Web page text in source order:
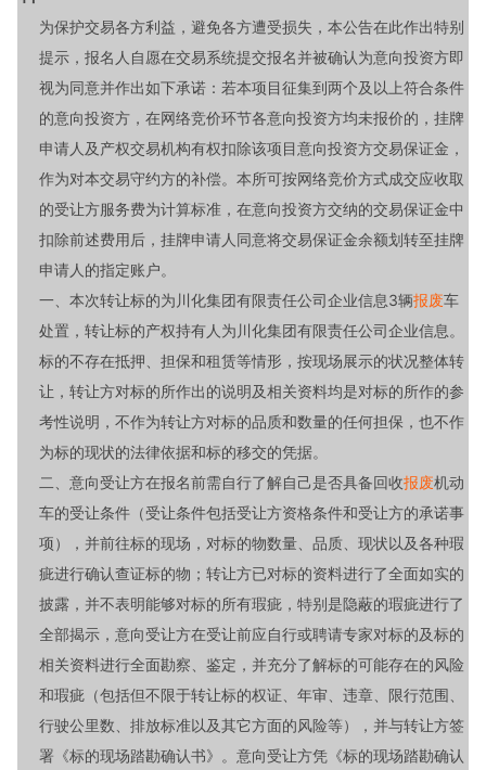
为保护交易各方利益，避免各方遭受损失，本公告在此作出特别
提示，报名人自愿在交易系统提交报名并被确认为意向投资方即
视为同意并作出如下承诺：若本项目征集到两个及以上符合条件
的意向投资方，在网络竞价环节各意向投资方均未报价的，挂牌
申请人及产权交易机构有权扣除该项目意向投资方交易保证金，
作为对本交易守约方的补偿。本所可按网络竞价方式成交应收取
的受让方服务费为计算标准，在意向投资方交纳的交易保证金中
扣除前述费用后，挂牌申请人同意将交易保证金余额划转至挂牌
申请人的指定账户。
一、本次转让标的为川化集团有限责任公司企业信息3辆报废车
处置，转让标的产权持有人为川化集团有限责任公司企业信息。
标的不存在抵押、担保和租赁等情形，按现场展示的状况整体转
让，转让方对标的所作出的说明及相关资料均是对标的所作的参
考性说明，不作为转让方对标的品质和数量的任何担保，也不作
为标的现状的法律依据和标的移交的凭据。
二、意向受让方在报名前需自行了解自己是否具备回收报废机动
车的受让条件（受让条件包括受让方资格条件和受让方的承诺事
项），并前往标的现场，对标的物数量、品质、现状以及各种瑕
疵进行确认查证标的物；转让方已对标的资料进行了全面如实的
披露，并不表明能够对标的所有瑕疵，特别是隐蔽的瑕疵进行了
全部揭示，意向受让方在受让前应自行或聘请专家对标的及标的
相关资料进行全面勘察、鉴定，并充分了解标的可能存在的风险
和瑕疵（包括但不限于转让标的权证、年审、违章、限行范围、
行驶公里数、排放标准以及其它方面的风险等），并与转让方签
署《标的现场踏勘确认书》。意向受让方凭《标的现场踏勘确认